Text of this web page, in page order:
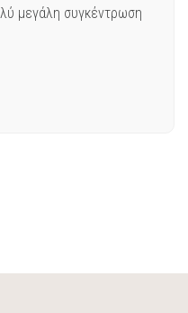
μεγάλη συγκέντρωση